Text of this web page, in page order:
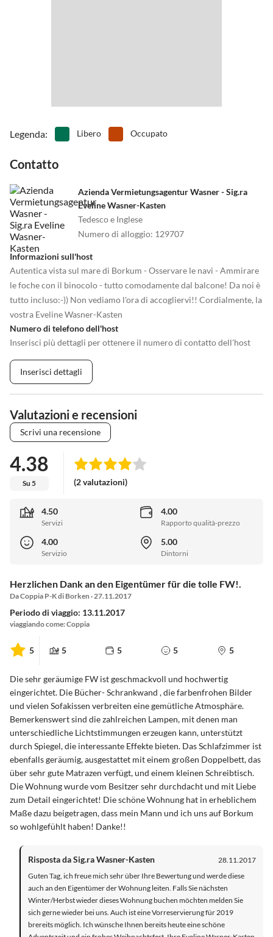
Legenda: Libero Occupato
Contatto
Azienda Vermietungsagentur Wasner - Sig.ra
Eveline Wasner-Kasten
Tedesco e Inglese
Numero di alloggio: 129707
Informazioni sull'host
Autentica vista sul mare di Borkum - Osservare le navi - Ammirare
le foche con il binocolo - tutto comodamente dal balcone! Da noi è
tutto incluso:-)) Non vediamo l'ora di accogliervi!! Cordialmente, la
vostra Eveline Wasner-Kasten
Numero di telefono dell'host
Inserisci più dettagli per ottenere il numero di contatto dell'host
Inserisci dettagli
Valutazioni e recensioni
Scrivi una recensione
4.38
Su 5 (2 valutazioni)
4.50
Servizi
4.00
Rapporto qualità-prezzo
4.00
Servizio
5.00
Dintorni
Herzlichen Dank an den Eigentümer für die tolle FW!.
Da Coppia P-K di Borken · 27.11.2017
Periodo di viaggio: 13.11.2017
viaggiando come: Coppia
5 5 5 5 5
Die sehr geräumige FW ist geschmackvoll und hochwertig
eingerichtet. Die Bücher- Schrankwand , die farbenfrohen Bilder
und vielen Sofakissen verbreiten eine gemütliche Atmosphäre.
Bemerkenswert sind die zahlreichen Lampen, mit denen man
unterschiedliche Lichtstimmungen erzeugen kann, unterstützt
durch Spiegel, die interessante Effekte bieten. Das Schlafzimmer ist
ebenfalls geräumig, ausgestattet mit einem großen Doppelbett, das
über sehr gute Matrazen verfügt, und einem kleinen Schreibtisch.
Die Wohnung wurde vom Besitzer sehr durchdacht und mit Liebe
zum Detail eingerichtet! Die schöne Wohnung hat in erheblichem
Maße dazu beigetragen, dass mein Mann und ich uns auf Borkum
so wohlgefühlt haben! Danke!!
Risposta da Sig.ra Wasner-Kasten
28.11.2017
Guten Tag, ich freue mich sehr über Ihre Bewertung und werde diese
auch an den Eigentümer der Wohnung leiten. Falls Sie nächsten
Winter/Herbst wieder dieses Wohnung buchen möchten melden Sie
sich gerne wieder bei uns. Auch ist eine Vorreservierung für 2019
brereits möglich. Ich wünsche Ihnen bereits heute eine schöne